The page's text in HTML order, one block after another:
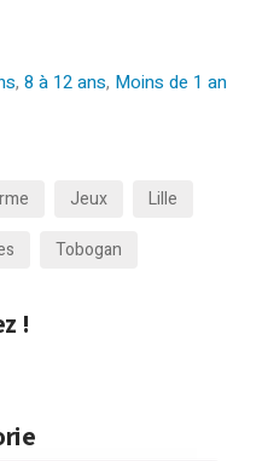
,8 à 12 ans, Moins de 1 an
Jeux
Lille
Tobogan
!